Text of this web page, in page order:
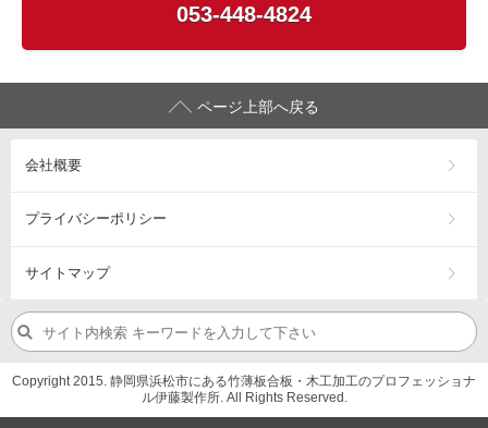
053-448-4824
ページ上部へ戻る
会社概要
プライバシーポリシー
サイトマップ
Copyright 2015. 静岡県浜松市にある竹薄板合板・木工加工のプロフェッショナ
ル伊藤製作所. All Rights Reserved.